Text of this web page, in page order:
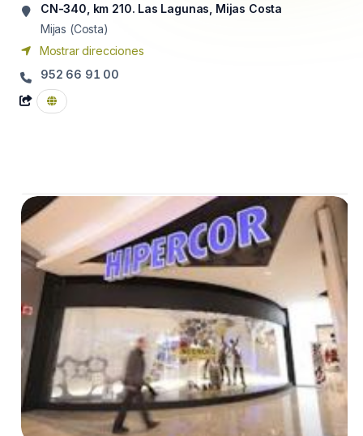
CN-340, km 210. Las Lagunas, Mijas Costa
Mijas (Costa)
Mostrar direcciones
952 66 91 00